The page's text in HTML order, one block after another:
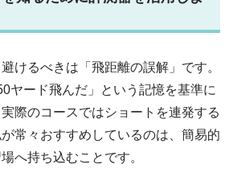
けるべきは「飛距離の誤解」です。
ヤード飛んだ」という記憶を基準に
際のコースではショートを連発する
常々おすすめしているのは、簡易的
へ持ち込むことです。